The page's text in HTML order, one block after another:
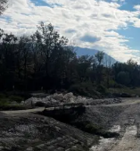
Schulschwerpunkt
kann man bereits